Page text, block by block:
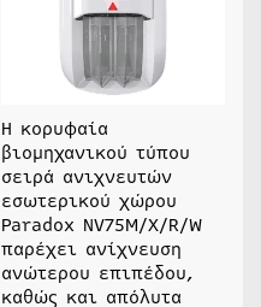
Η κορυφαία
βιομηχανικού τύπου
σειρά ανιχνευτών
εσωτερικού χώρου
Paradox NV75M/X/R/W
παρέχει ανίχνευση
ανώτερου επιπέδου,
καθώς και απόλυτα